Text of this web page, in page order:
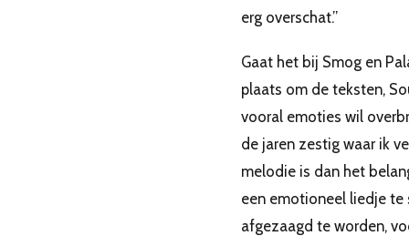
erg overschat.”
Gaat het bij Smog en
plaats om de teksten,
vooral emoties wil
de jaren zestig waar ik
melodie is dan het
een emotioneel liedje te
afgezaagd te worden,